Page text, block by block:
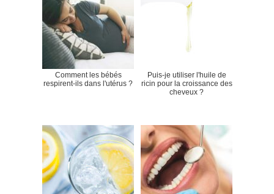
Comment les bébés
respirent-ils dans l'utérus ?
Puis-je utiliser l'huile de
ricin pour la croissance des
cheveux ?